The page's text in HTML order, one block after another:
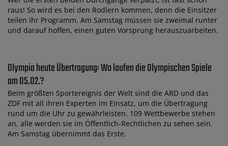
raus! So wird es bei den Rodlern kommen, denn die Einsitzer
teilen ihr Programm. Am Samstag müssen sie zweimal runter
und darauf hoffen, einen guten Vorsprung herauszuarbeiten.
Olympia heute Übertragung: Wo laufen die Olympischen Spiele
am 05.02.?
Beim größten Sportereignis der Welt sind die ARD und das
ZDF mit all ihren Experten im Einsatz, um die Übertragung
rund um die Uhr zu gewährleisten. 109 Wettbewerbe stehen
an, alle werden sie im Öffentlich-Rechtlichen zu sehen sein.
Am Samstag übernimmt das Erste.